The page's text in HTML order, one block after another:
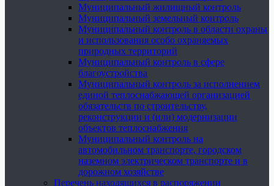
Муниципальный жилищный контроль
Муниципальный земельный контроль
Муниципальный контроль в области охраны
и использования особо охраняемых
природных территорий
Муниципальный контроль в сфере
благоустройства
Муниципальный контроль за исполнением
единой теплоснабжающей организацией
обязательств по строительству,
реконструкции и (или) модернизации
объектов теплоснабжения
Муниципальный контроль на
автомобильном транспорте, городском
наземном электрическом транспорте и в
дорожном хозяйстве
Перечень находящихся в распоряжении